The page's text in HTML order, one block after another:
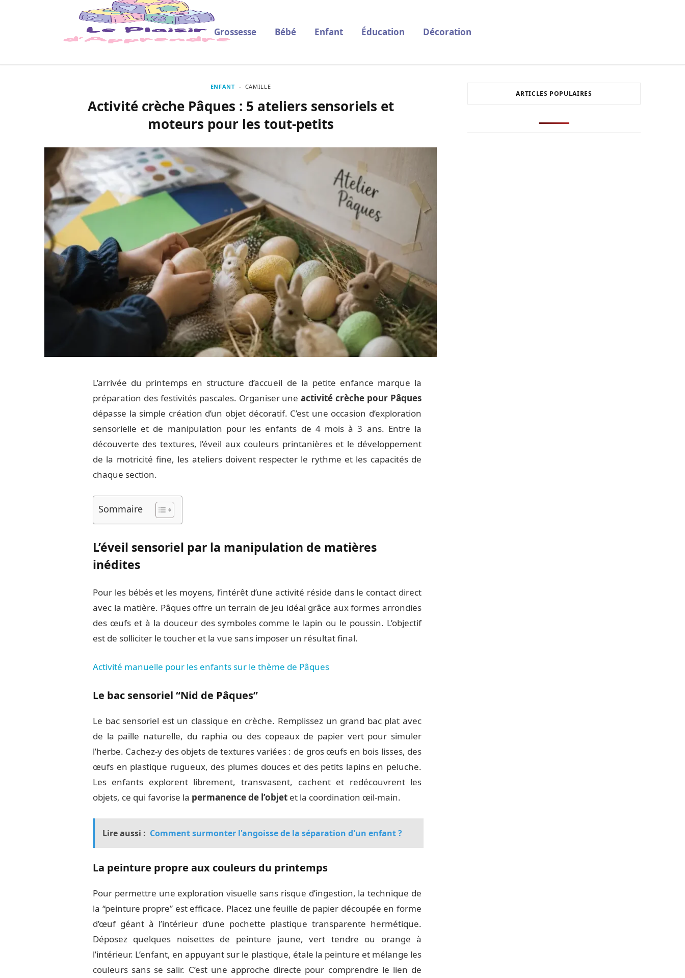
Grossesse Bébé Enfant Éducation Décoration
ENFANT CAMILLE
Activité crèche Pâques : 5 ateliers sensoriels et
moteurs pour les tout-petits
L’arrivée du printemps en structure d’accueil de la petite enfance marque la
préparation des festivités pascales. Organiser uneactivité crèche pour Pâques
dépasse la simple création d’un objet décoratif. C’est une occasion d’exploration
sensorielle et de manipulation pour les enfants de 4 mois à 3 ans. Entre la
découverte des textures, l’éveil aux couleurs printanières et le développement
de la motricité fine, les ateliers doivent respecter le rythme et les capacités de
chaque section.
Sommaire
L’éveil sensoriel par la manipulation de matières
inédites
Pour les bébés et les moyens, l’intérêt d’une activité réside dans le contact direct
avec la matière. Pâques offre un terrain de jeu idéal grâce aux formes arrondies
des œufs et à la douceur des symboles comme le lapin ou le poussin. L’objectif
est de solliciter le toucher et la vue sans imposer un résultat final.
Activité manuelle pour les enfants sur le thème de Pâques
Le bac sensoriel “Nid de Pâques”
Le bac sensoriel est un classique en crèche. Remplissez un grand bac plat avec
de la paille naturelle, du raphia ou des copeaux de papier vert pour simuler
l’herbe. Cachez-y des objets de textures variées : de gros œufs en bois lisses, des
œufs en plastique rugueux, des plumes douces et des petits lapins en peluche.
Les enfants explorent librement, transvasent, cachent et redécouvrent les
objets, ce qui favorise la permanence de l’objetet la coordination œil-main.
Lire aussi : Comment surmonter l'angoisse de la séparation d'un enfant ?
La peinture propre aux couleurs du printemps
Pour permettre une exploration visuelle sans risque d’ingestion, la technique de
la “peinture propre” est efficace. Placez une feuille de papier découpée en forme
d’œuf géant à l’intérieur d’une pochette plastique transparente hermétique.
Déposez quelques noisettes de peinture jaune, vert tendre ou orange à
l’intérieur. L’enfant, en appuyant sur le plastique, étale la peinture et mélange les
couleurs sans se salir. C’est une approche directe pour comprendre le lien de
ARTICLES POPULAIRES